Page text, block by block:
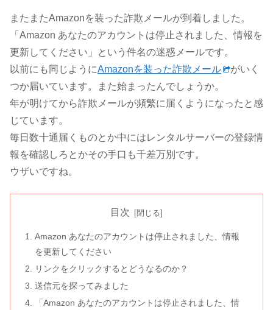
またまたAmazonを装った詐欺メールが到着しました。
「Amazon あなたのアカウントは停止されました、情報を
更新してください」という件名の迷惑メールです。
以前にも同じようにAmazonを装った詐欺メール
がいく
つか届いています。また始まったんでしょうか。
年が明けてから詐欺メールが頻繁に届くようになったと感
じています。
毎日数十通届くものとか中にはレンタルサーバーの登録情
報を確認しろとかその手口も千差万別です。
ウザいですね。
目次
Amazon あなたのアカウントは停止されました、情報
を更新してください
リンクをクリックするとどうなるのか？
送信元を探ってみました
「Amazon あなたのアカウントは停止されました、情